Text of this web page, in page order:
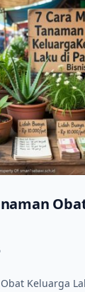
Keluarga